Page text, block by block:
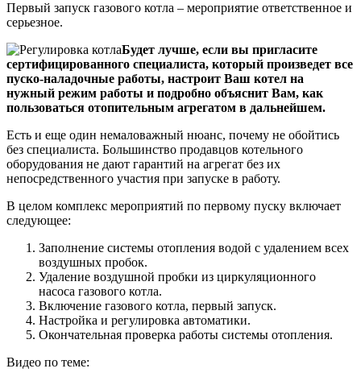
Первый запуск газового котла – мероприятие ответственное и
серьезное.
Будет лучше, если вы пригласите
сертифицированного специалиста, который произведет все
пуско-наладочные работы, настроит Ваш котел на
нужный режим работы и подробно объяснит Вам, как
пользоваться отопительным агрегатом в дальнейшем.
Есть и еще один немаловажный нюанс, почему не обойтись
без специалиста. Большинство продавцов котельного
оборудования не дают гарантий на агрегат без их
непосредственного участия при запуске в работу.
В целом комплекс мероприятий по первому пуску включает
следующее:
Заполнение системы отопления водой с удалением всех
воздушных пробок.
Удаление воздушной пробки из циркуляционного
насоса газового котла.
Включение газового котла, первый запуск.
Настройка и регулировка автоматики.
Окончательная проверка работы системы отопления.
Видео по теме: